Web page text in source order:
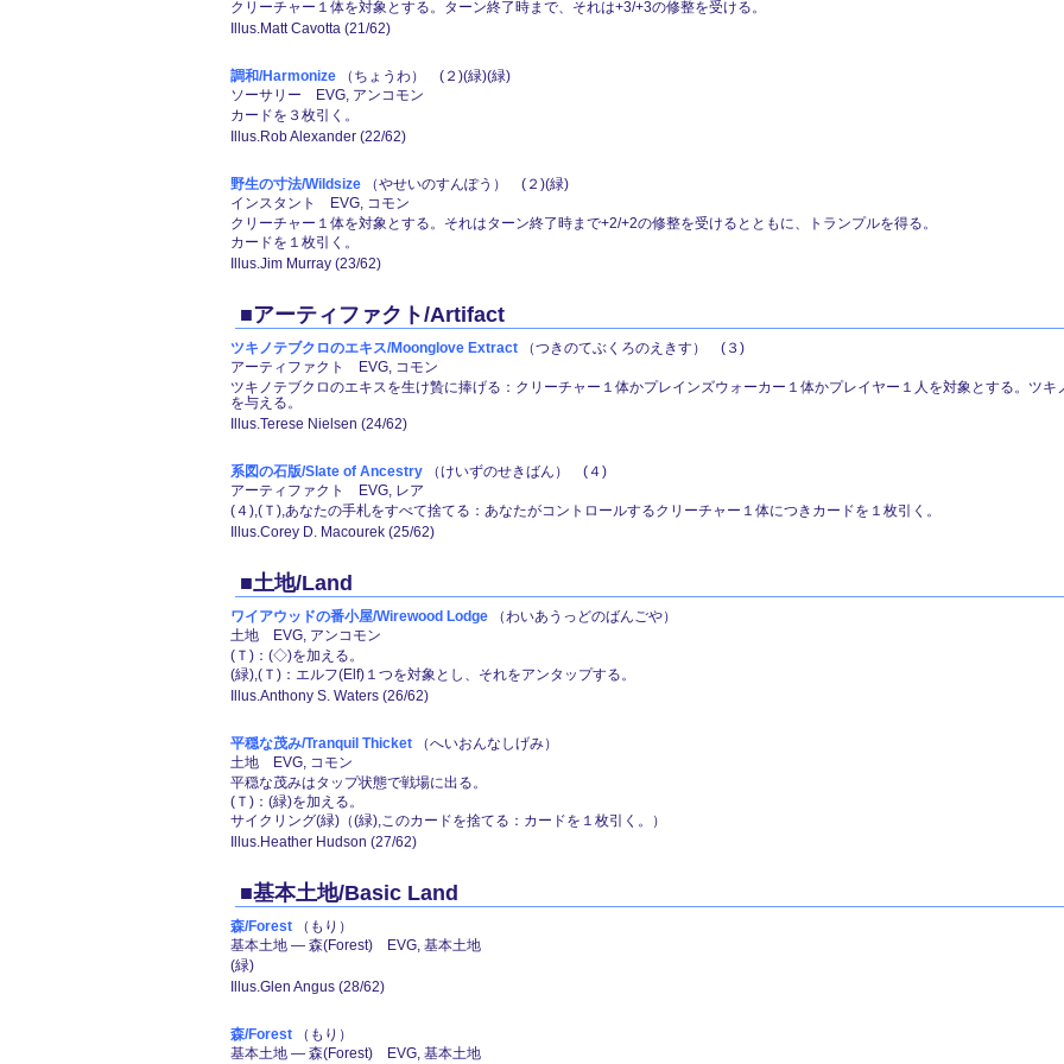
クリーチャー１体を対象とする。ターン終了時まで、それは+3/+3の修整を受ける。
Illus.Matt Cavotta (21/62)
調和/Harmonize （ちょうわ） (２)(緑)(緑)
ソーサリー EVG, アンコモン
カードを３枚引く。
Illus.Rob Alexander (22/62)
野生の寸法/Wildsize （やせいのすんぽう） (２)(緑)
インスタント EVG, コモン
クリーチャー１体を対象とする。それはターン終了時まで+2/+2の修整を受けるとともに、トランプルを得る。
カードを１枚引く。
Illus.Jim Murray (23/62)
■アーティファクト/Artifact
ツキノテブクロのエキス/Moonglove Extract （つきのてぶくろのえきす） (３)
アーティファクト EVG, コモン
ツキノテブクロのエキスを生け贄に捧げる：クリーチャー１体かプレインズウォーカー１体かプレイヤー１人を対象とする。ツ
を与える。
Illus.Terese Nielsen (24/62)
系図の石版/Slate of Ancestry （けいずのせきばん） (４)
アーティファクト EVG, レア
(４),(Ｔ),あなたの手札をすべて捨てる：あなたがコントロールするクリーチャー１体につきカードを１枚引く。
Illus.Corey D. Macourek (25/62)
■土地/Land
ワイアウッドの番小屋/Wirewood Lodge （わいあうっどのばんごや）
土地 EVG, アンコモン
(Ｔ)：(◇)を加える。
(緑),(Ｔ)：エルフ(Elf)１つを対象とし、それをアンタップする。
Illus.Anthony S. Waters (26/62)
平穏な茂み/Tranquil Thicket （へいおんなしげみ）
土地 EVG, コモン
平穏な茂みはタップ状態で戦場に出る。
(Ｔ)：(緑)を加える。
サイクリング(緑)（(緑),このカードを捨てる：カードを１枚引く。）
Illus.Heather Hudson (27/62)
■基本土地/Basic Land
森/Forest （もり）
基本土地 ― 森(Forest) EVG, 基本土地
(緑)
Illus.Glen Angus (28/62)
森/Forest （もり）
基本土地 ― 森(Forest) EVG, 基本土地